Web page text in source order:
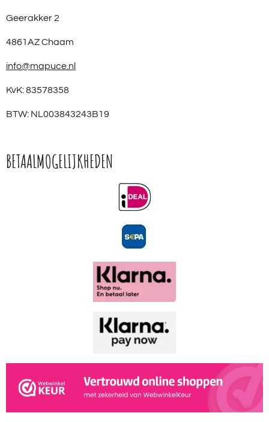
Geerakker 2
4861AZ Chaam
info@mapuce.nl
KvK: 83578358
BTW: NL003843243B19
BETAALMOGELIJKHEDEN